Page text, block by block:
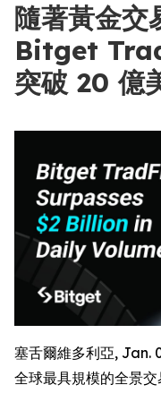
隨著黃金交
Bitget
突破 20 億
塞舌爾維多利亞, Jan.
全球最具規模的全景